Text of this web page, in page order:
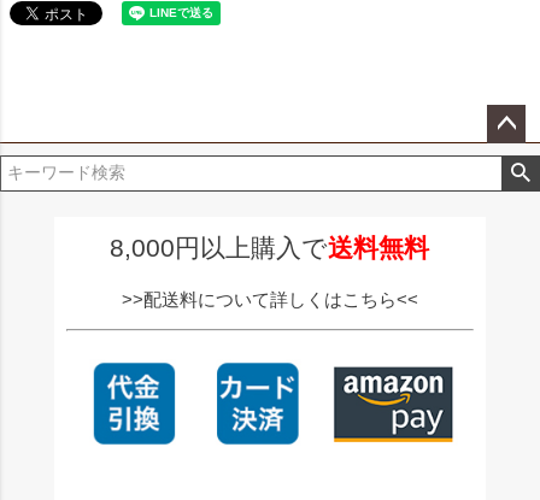
ペー
ジト
8,000円以上購入で送料無料
>>配送料について詳しくはこちら<<